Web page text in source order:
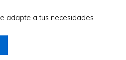
adapte a tus necesidades